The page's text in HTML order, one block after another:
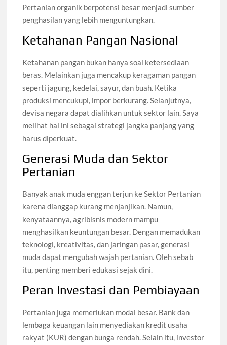
Pertanian organik berpotensi besar menjadi sumber
penghasilan yang lebih menguntungkan.
Ketahanan Pangan Nasional
Ketahanan pangan bukan hanya soal ketersediaan
beras. Melainkan juga mencakup keragaman pangan
seperti jagung, kedelai, sayur, dan buah. Ketika
produksi mencukupi, impor berkurang. Selanjutnya,
devisa negara dapat dialihkan untuk sektor lain. Saya
melihat hal ini sebagai strategi jangka panjang yang
harus diperkuat.
Generasi Muda dan Sektor
Pertanian
Banyak anak muda enggan terjun ke Sektor Pertanian
karena dianggap kurang menjanjikan. Namun,
kenyataannya, agribisnis modern mampu
menghasilkan keuntungan besar. Dengan memadukan
teknologi, kreativitas, dan jaringan pasar, generasi
muda dapat mengubah wajah pertanian. Oleh sebab
itu, penting memberi edukasi sejak dini.
Peran Investasi dan Pembiayaan
Pertanian juga memerlukan modal besar. Bank dan
lembaga keuangan lain menyediakan kredit usaha
rakyat (KUR) dengan bunga rendah. Selain itu, investor